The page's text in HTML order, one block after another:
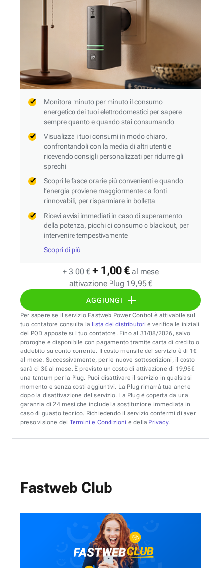
+ 3,00 € + 1,00 € al mese
attivazione Plug 19,95 €
AGGIUNGI
Monitora minuto per minuto il consumo
energetico dei tuoi elettrodomestici per sapere
sempre quanto e quando stai consumando
Visualizza i tuoi consumi in modo chiaro,
confrontandoli con la media di altri utenti e
ricevendo consigli personalizzati per ridurre gli
sprechi
Scopri le fasce orarie più convenienti e quando
l’energia proviene maggiormente da fonti
rinnovabili, per risparmiare in bolletta
Ricevi avvisi immediati in caso di superamento
della potenza, picchi di consumo o blackout, per
intervenire tempestivamente
Scopri di più
Per sapere se il servizio Fastweb Power Control è attivabile sul
tuo contatore consulta la lista dei distributori e verifica le iniziali
del POD apposte sul tuo contatore. Fino al 31/08/2026, salvo
proroghe e disponibile con pagamento tramite carta di credito o
addebito su conto corrente. Il costo mensile del servizio è di 1€
al mese. Successivamente, per le nuove sottoscrizioni, il costo
sarà di 3€ al mese. È previsto un costo di attivazione di 19,95€
una tantum per la Plug. Puoi disattivare il servizio in qualsiasi
momento e senza costi aggiuntivi. La Plug rimarrà tua anche
dopo la disattivazione del servizio. La Plug è coperta da una
garanzia di 24 mesi che include la sostituzione immediata in
caso di guasto tecnico. Richiedendo il servizio confermi di aver
preso visione dei Termini e Condizioni e della Privacy.
Fastweb Club